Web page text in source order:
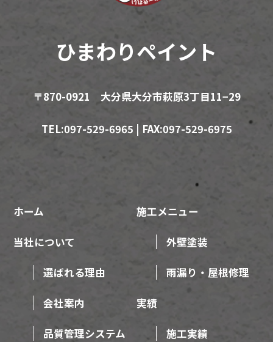
ひまわりペイント
〒870-0921 大分県大分市萩原3丁目11−29
TEL:097-529-6965 | FAX:097-529-6975
ホーム
当社について
選ばれる理由
会社案内
品質管理システム
施工メニュー
外壁塗装
雨漏り・屋根修理
実績
施工実績